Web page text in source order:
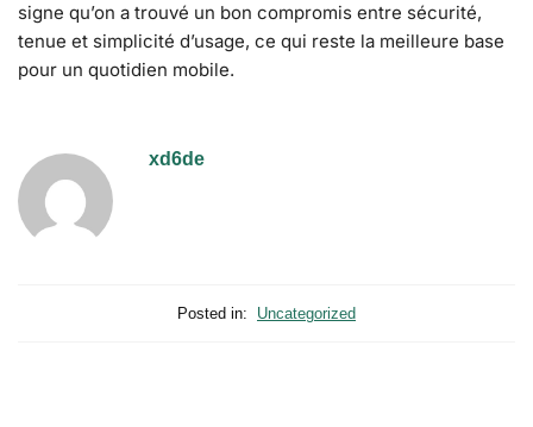
signe qu’on a trouvé un bon compromis entre sécurité,
tenue et simplicité d’usage, ce qui reste la meilleure base
pour un quotidien mobile.
xd6de
Posted in: Uncategorized